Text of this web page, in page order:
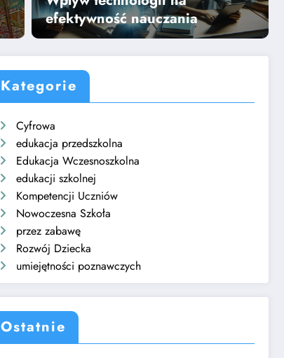
Dowiedz się więcej
efektywność nauczania
Kategorie
Cyfrowa
edukacja przedszkolna
Edukacja Wczesnoszkolna
edukacji szkolnej
Kompetencji Uczniów
Nowoczesna Szkoła
przez zabawę
Rozwój Dziecka
umiejętności poznawczych
Ostatnie